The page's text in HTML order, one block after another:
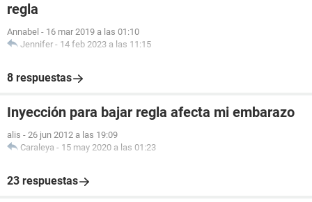
regla
Annabel - 16 mar 2019 a las 01:10
Jennifer - 14 feb 2023 a las 11:15
8 respuestas
Inyección para bajar regla afecta mi embarazo
alis - 26 jun 2012 a las 19:09
Caraleya - 15 may 2020 a las 01:23
23 respuestas